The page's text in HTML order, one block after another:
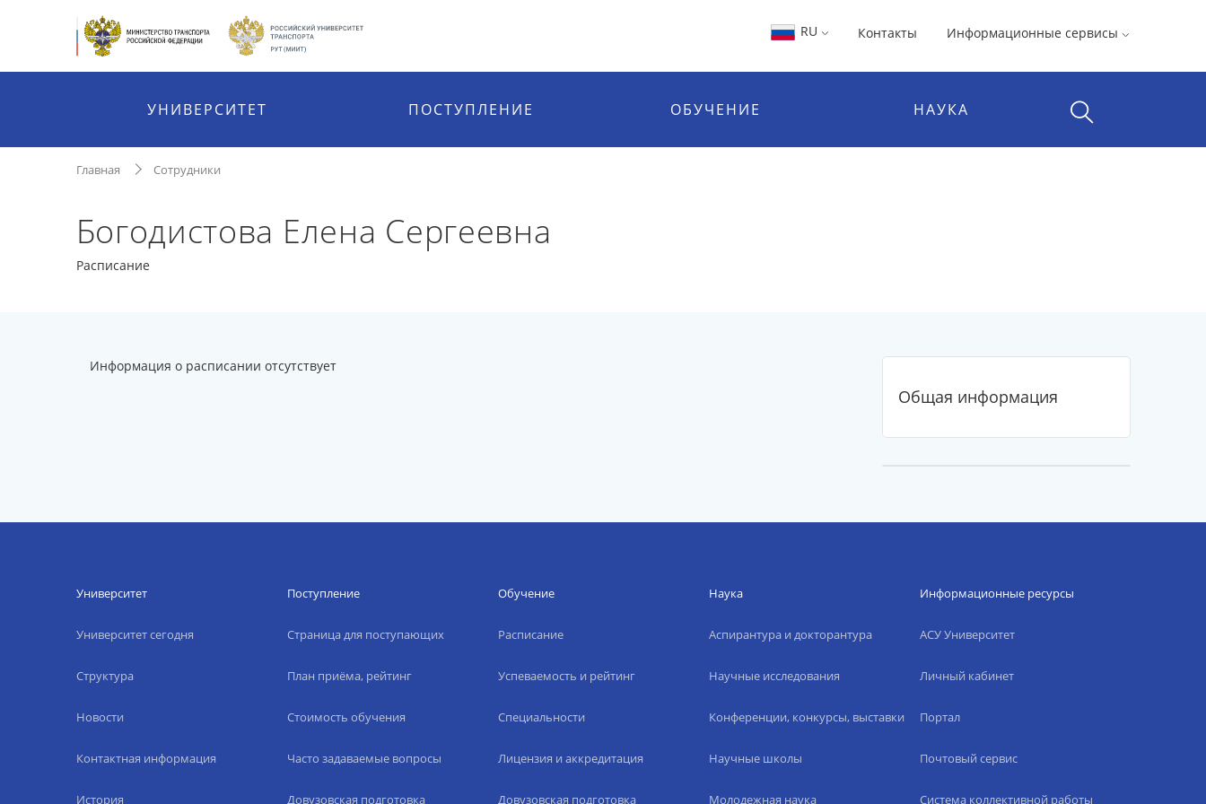
RU Контакты Информационные сервисы
УНИВЕРСИТЕТ ПОСТУПЛЕНИЕ ОБУЧЕНИЕ НАУКА
Главная Сотрудники
Богодистова Елена Сергеевна
Расписание
Информация о расписании отсутствует
Общая информация
Университет
Университет сегодня
Структура
Новости
Контактная информация
История
Поступление
Страница для поступающих
План приёма, рейтинг
Стоимость обучения
Часто задаваемые вопросы
Довузовская подготовка
Обучение
Расписание
Успеваемость и рейтинг
Специальности
Лицензия и аккредитация
Довузовская подготовка
Наука
Аспирантура и докторантура
Научные исследования
Конференции, конкурсы, выставки
Научные школы
Молодежная наука
Информационные ресурсы
АСУ Университет
Личный кабинет
Портал
Почтовый сервис
Система коллективной работы